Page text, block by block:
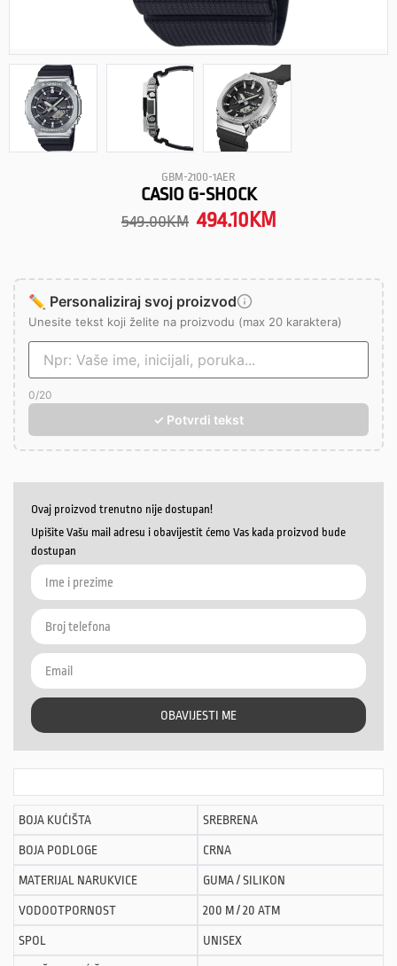
GBM-2100-1AER
CASIO G-SHOCK
549.00KM 494.10 KM
✏️ Personaliziraj svoj proizvod
Unesite tekst koji želite na proizvodu (max 20 karaktera)
0/20
✓ Potvrdi tekst
Ovaj proizvod trenutno nije dostupan!
Upišite Vašu mail adresu i obavijestit ćemo Vas kada proizvod bude
dostupan
OBAVIJESTI ME
BOJA KUĆIŠTA SREBRENA
BOJA PODLOGE CRNA
MATERIJAL NARUKVICE GUMA / SILIKON
VODOOTPORNOST 200 M / 20 ATM
SPOL UNISEX